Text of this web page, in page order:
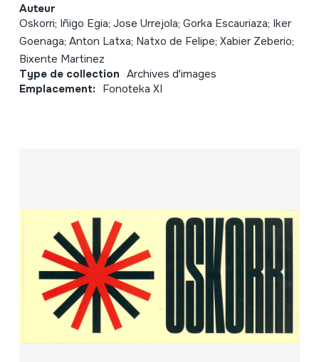
Auteur
Oskorri; Iñigo Egia; Jose Urrejola; Gorka Escauriaza; Iker
Goenaga; Anton Latxa; Natxo de Felipe; Xabier Zeberio;
Bixente Martinez
Type de collection Archives d'images
Emplacement: Fonoteka XI